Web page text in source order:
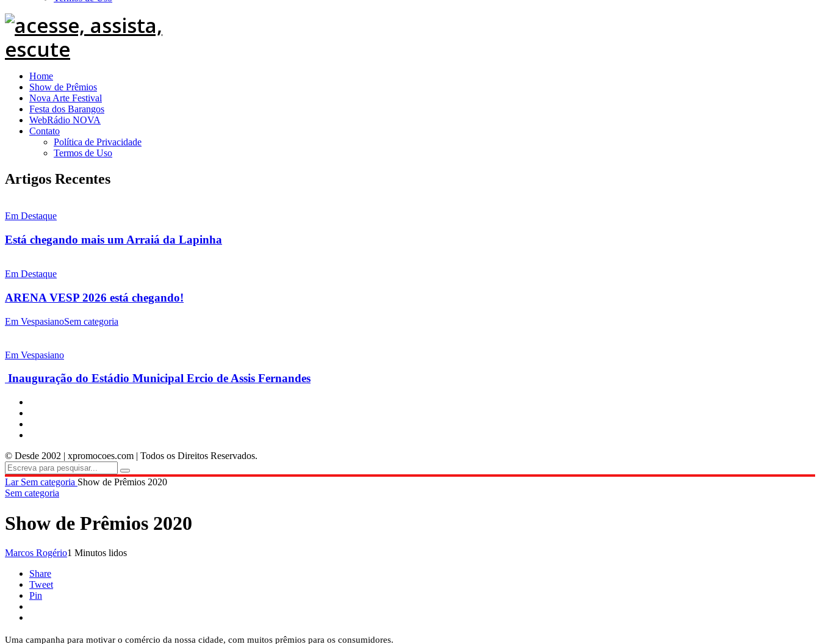
Home
Show de Prêmios
Nova Arte Festival
Festa dos Barangos
WebRádio NOVA
Contato
Política de Privacidade
Termos de Uso
Artigos Recentes
Em Destaque
Está chegando mais um Arraiá da Lapinha
Em Destaque
ARENA VESP 2026 está chegando!
Em VespasianoSem categoria
Em Vespasiano
Inauguração do Estádio Municipal Ercio de Assis Fernandes
© Desde 2002 | xpromocoes.com | Todos os Direitos Reservados.
Lar Sem categoria Show de Prêmios 2020
Sem categoria
Show de Prêmios 2020
Marcos Rogério1 Minutos lidos
Share
Tweet
Pin
Uma campanha para motivar o comércio da nossa cidade, com muitos prêmios para os consumidores.